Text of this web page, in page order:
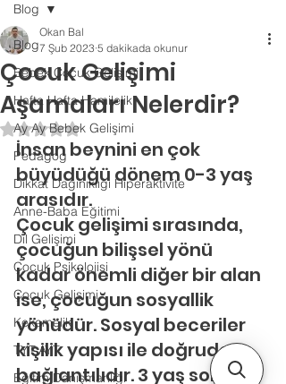
Blog
Bebek Çocuk Gelişimi
Hafta Hafta Hamilelik
Ay Ay Bebek Gelişimi
Pedagog
Dikkat Dağınıklığı Hiperaktivite
Anne-Baba Eğitimi
Dil Gelişimi
Çocuk Psikolojisi
Çocuk Gelişimi
Kekemelik
TYT-AYT
Eğitim Danışmanlığı
Blog
Çocuk Gelişimi
Aşamaları Nelerdir?
Okan Bal
7 Şub 2023 5 dakikada okunur
5 üzerinden NaN yıldız
İnsan beynini en çok
büyüdüğü dönem 0-3 yaş
arasıdır.
Çocuk gelişimi sırasında,
çocuğun bilişsel yönü
kadar önemli diğer bir alan
ise, çocuğun sosyallik
yönüdür. Sosyal beceriler
kişilik yapısı ile doğrudan
bağlantılıdır. 3 yaş sonrası